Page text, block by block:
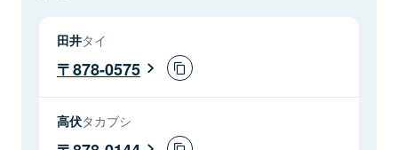
田井タイ
878-0575
高伏タカブシ